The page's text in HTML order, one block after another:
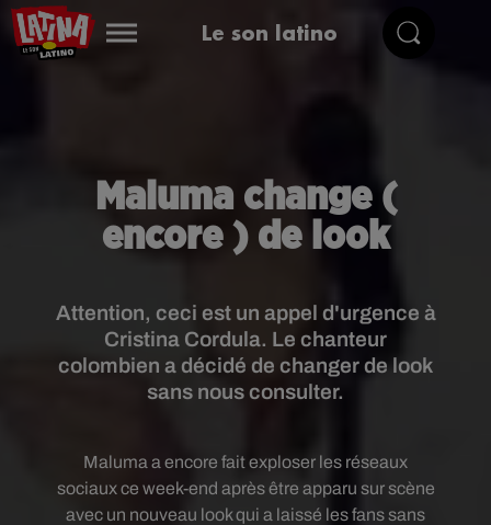
Le son latino
Maluma change (
encore ) de look
Attention, ceci est un appel d'urgence à
Cristina Cordula. Le chanteur
colombien a décidé de changer de look
sans nous consulter.
Maluma a encore fait exploser les réseaux
sociaux ce week-end après être apparu sur scène
avec un nouveau look qui a laissé les fans sans